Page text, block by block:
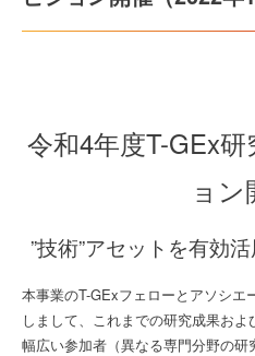
令和4年度T-GEx
ョン
”技術”アセットを有効
本事業のT-GExフェローとアソシエ
しまして、これまでの研究成果およ
幅広い参加者（異なる専門分野の